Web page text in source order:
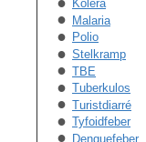
Kolera
Malaria
Polio
Stelkramp
TBE
Tuberkulos
Turistdiarré
Tyfoidfeber
Denguefeber